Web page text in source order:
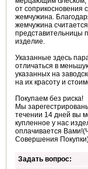
от соприкосновения
жемчужина.
жемчужина
представительницы
изделие.
Указанные здесь
отличаться в
указанных на
на их красоту и
Покупаем без риска!
Мы
течении 14 дней вы
купленное у нас
оплачивается
Совершения
Задать вопрос: